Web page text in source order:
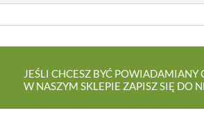
JEŚLI CHCESZ BYĆ POWIADAMIANY
W NASZYM SKLEPIE ZAPISZ SIĘ DO